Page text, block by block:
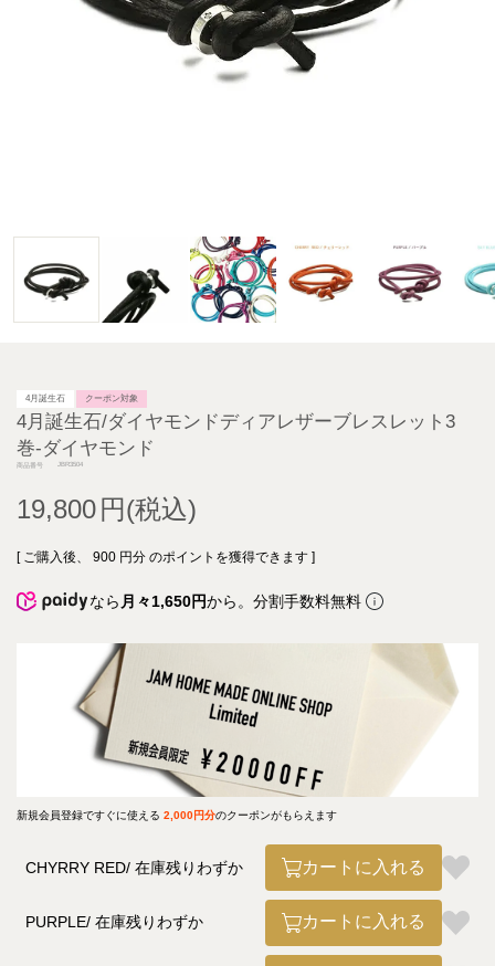
4月誕生石 クーポン対象
4月誕生石/ダイヤモンドディアレザーブレスレット3
巻-ダイヤモンド
商品番号 JBR3504
19,800
[ ご購入後、 900 円分 のポイントを獲得できます ]
なら 月々1,650円から。分割手数料無料
新規会員登録ですぐに使える 2,000円分のクーポンがもらえます
CHYRRY RED 在庫残りわずか カートに入れる
PURPLE 在庫残りわずか カートに入れる